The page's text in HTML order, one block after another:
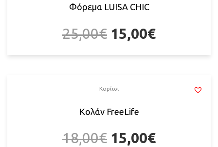
Φόρεμα LUISA CHIC
25,00€ 15,00€
Κορίτσι
Κολάν FreeLife
18,00€ 15,00€